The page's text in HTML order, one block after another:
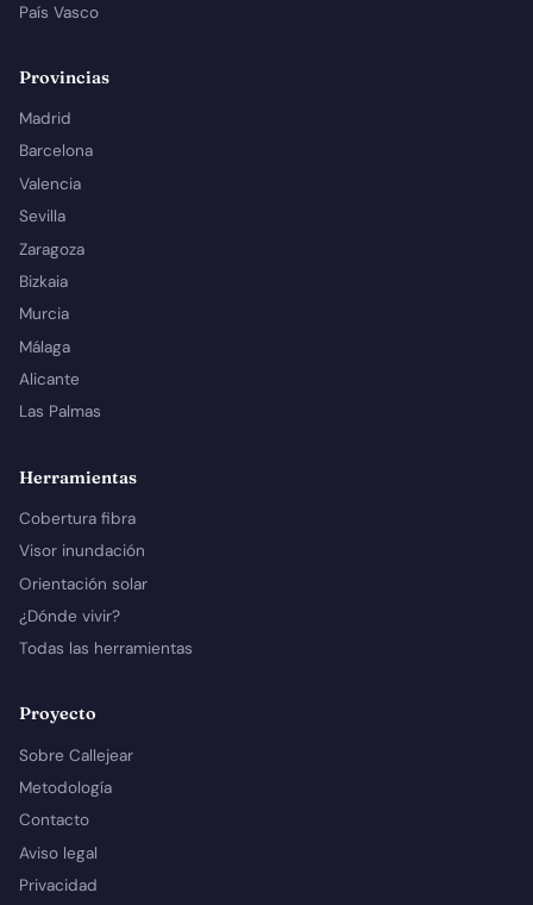
País Vasco
Provincias
Madrid
Barcelona
Valencia
Sevilla
Zaragoza
Bizkaia
Murcia
Málaga
Alicante
Las Palmas
Herramientas
Cobertura fibra
Visor inundación
Orientación solar
¿Dónde vivir?
Todas las herramientas
Proyecto
Sobre Callejear
Metodología
Contacto
Aviso legal
Privacidad